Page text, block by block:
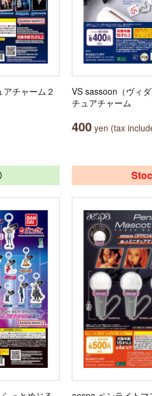
チャーム２
VS sassoon（ヴィ
チュアチャーム
400 yen (tax